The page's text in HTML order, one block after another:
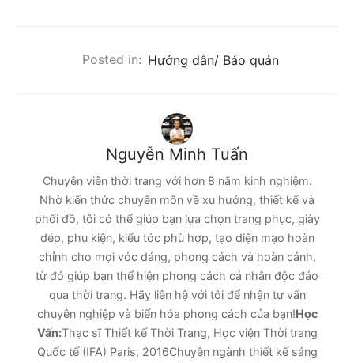
Posted in: Hướng dẫn/ Bảo quản
Nguyễn Minh Tuấn
Chuyên viên thời trang với hơn 8 năm kinh nghiệm.
Nhờ kiến thức chuyên môn về xu hướng, thiết kế và
phối đồ, tôi có thể giúp bạn lựa chọn trang phục, giày
dép, phụ kiện, kiểu tóc phù hợp, tạo diện mạo hoàn
chỉnh cho mọi vóc dáng, phong cách và hoàn cảnh,
từ đó giúp bạn thể hiện phong cách cá nhân độc đáo
qua thời trang. Hãy liên hệ với tôi để nhận tư vấn
chuyên nghiệp và biến hóa phong cách của bạn!Học
Vấn:Thạc sĩ Thiết kế Thời Trang, Học viện Thời trang
Quốc tế (IFA) Paris, 2016Chuyên ngành thiết kế sáng